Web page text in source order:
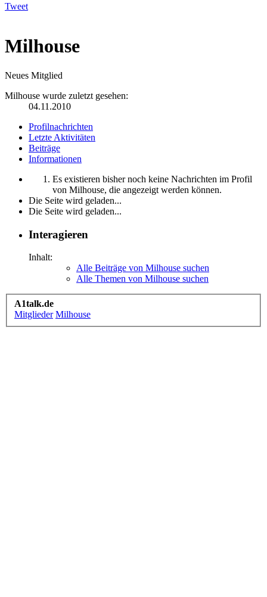
Tweet
Milhouse
Neues Mitglied
Milhouse wurde zuletzt gesehen:
04.11.2010
Profilnachrichten
Letzte Aktivitäten
Beiträge
Informationen
Es existieren bisher noch keine Nachrichten im Profil
von Milhouse, die angezeigt werden können.
Die Seite wird geladen...
Die Seite wird geladen...
Interagieren
Inhalt:
Alle Beiträge von Milhouse suchen
Alle Themen von Milhouse suchen
A1talk.de
Mitglieder Milhouse